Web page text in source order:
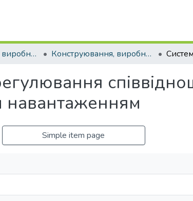
Конструювання, виробництво та експлуатація сільськогосподарських машин. Загальнодержавний міжвідомчий науково-технічний збірник. Конструювання, виробництво та експлуатація сільськогосподарських машин. Випуск 51. - 2021
Simple item page